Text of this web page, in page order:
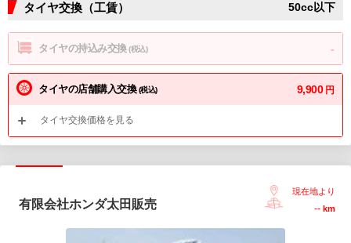
タイヤ交換（工賃） 50cc以下
タイヤの持込み交換(税込) -
タイヤの店舗購入交換(税込) 9,900 円
タイヤ交換価格を見る
有限会社ホンダ太田販売
現在地より
-- km